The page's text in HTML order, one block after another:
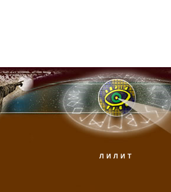
ЛИЛИТ